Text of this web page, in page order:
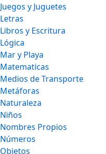
Juegos y Juguetes
Letras
Libros y Escritura
Lógica
Mar y Playa
Matematicas
Medios de Transporte
Metáforas
Naturaleza
Niños
Nombres Propios
Números
Objetos